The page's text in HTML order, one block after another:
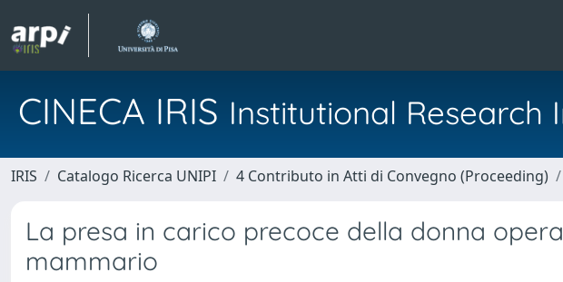
CINECA IRIS Institutional Research
IRIS Catalogo Ricerca UNIPI 4 Contributo in Atti di Convegno (Proceeding)
La presa in carico precoce della donna
mammario